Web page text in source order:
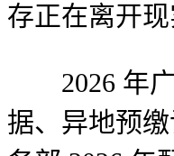
存正在离开
2026 年广
据、异地预